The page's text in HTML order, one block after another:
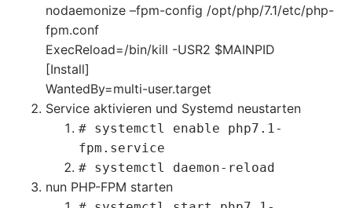
nodaemonize –fpm-config /opt/php/7.1/etc/php-
fpm.conf
ExecReload=/bin/kill -USR2 $MAINPID
[Install]
WantedBy=multi-user.target
Service aktivieren und Systemd neustarten
# systemctl enable php7.1-
fpm.service
# systemctl daemon-reload
nun PHP-FPM starten